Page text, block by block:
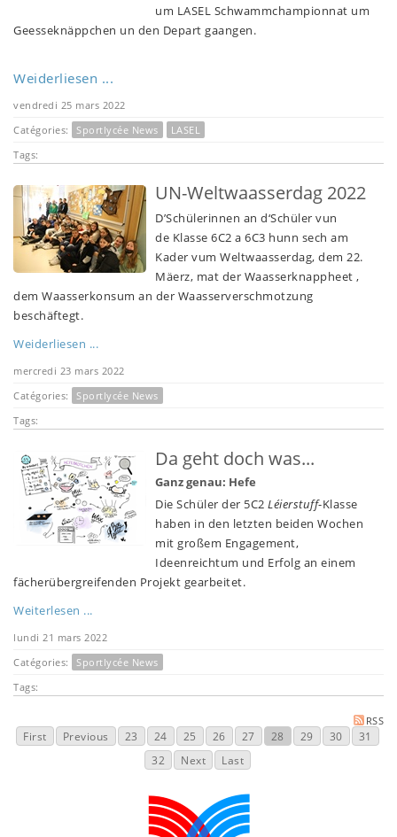
um LASEL Schwammchampionnat um
Geesseknäppchen un den Depart gaangen.
Weiderliesen ...
vendredi 25 mars 2022
Catégories:
Sportlycée News
LASEL
Tags:
UN-Weltwaasserdag 2022
D’Schülerinnen an d‘Schüler vun
de Klasse 6C2 a 6C3 hunn sech am
Kader vum Weltwaasserdag, dem 22.
Mäerz, mat der Waasserknappheet ,
dem Waasserkonsum an der Waasserverschmotzung
beschäftegt.
Weiderliesen ...
mercredi 23 mars 2022
Catégories:
Sportlycée News
Tags:
Da geht doch was...
Ganz genau: Hefe
Die Schüler der 5C2 Léierstuff-Klasse
haben in den letzten beiden Wochen
mit großem Engagement,
Ideenreichtum und Erfolg an einem
fächerübergreifenden Projekt gearbeitet.
Weiterlesen ...
lundi 21 mars 2022
Catégories:
Sportlycée News
Tags:
RSS
First Previous 23 24 25 26 27 28 29 30
31
32
Next Last